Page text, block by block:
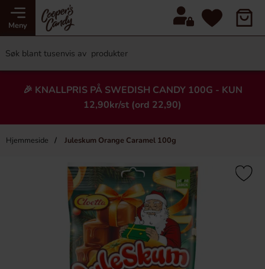
Meny
🎉 KNALLPRIS PÅ SWEDISH CANDY 100G - KUN
12,90kr/st (ord 22,90)
Hjemmeside Juleskum Orange Caramel 100g
Heading
×